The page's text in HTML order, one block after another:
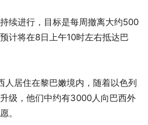
续进行，目标是每周撤离大约500
计将在8日上午10时左右抵达巴
人居住在黎巴嫩境内，随着以色列
级，他们中约有3000人向巴西外
。